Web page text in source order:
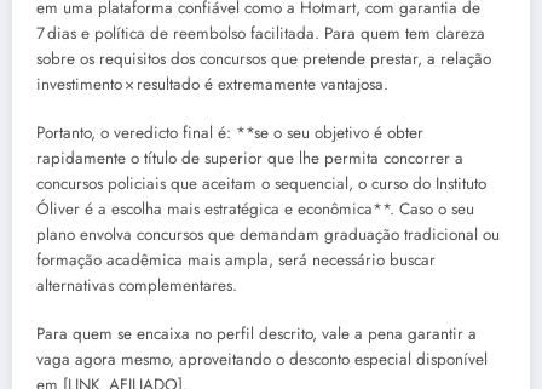
em uma plataforma confiável como a Hotmart, com garantia de
7 dias e política de reembolso facilitada. Para quem tem clareza
sobre os requisitos dos concursos que pretende prestar, a relação
investimento × resultado é extremamente vantajosa.
Portanto, o veredicto final é: **se o seu objetivo é obter
rapidamente o título de superior que lhe permita concorrer a
concursos policiais que aceitam o sequencial, o curso do Instituto
Óliver é a escolha mais estratégica e econômica**. Caso o seu
plano envolva concursos que demandam graduação tradicional ou
formação acadêmica mais ampla, será necessário buscar
alternativas complementares.
Para quem se encaixa no perfil descrito, vale a pena garantir a
vaga agora mesmo, aproveitando o desconto especial disponível